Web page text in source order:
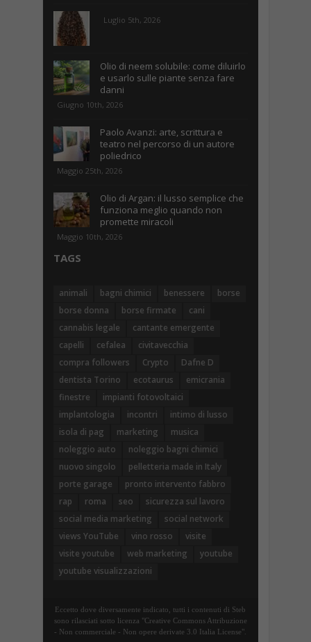
Luglio 5th, 2026
Olio di neem solubile: come diluirlo
e usarlo sulle piante senza fare
danni
Giugno 10th, 2026
Paolo Avanzi: arte, scrittura e
teatro nel percorso di un autore
poliedrico
Maggio 25th, 2026
Olio di Argan: il lusso semplice che
funziona meglio quando non
promette miracoli
Maggio 10th, 2026
TAGS
animali bagni chimici benessere
borse
borse donna
borse firmate
cani
cannabis legale
cantante emergente
capelli
cefalea
civitavecchia
compra followers
Crypto
Dafne D
dentista Torino
ecotaurus
emicrania
finestre
impianti fotovoltaici
implantologia
incontri
intimo di lusso
isola di pag
marketing
musica
noleggio auto
noleggio bagni chimici
nuovo singolo
pelletteria made in Italy
porte garage
pronto intervento fabbro
rap
roma seo
sicurezza sul lavoro
social media marketing
social network
views YouTube
vino rosso
visite
visite youtube
web marketing
youtube
youtube visualizzazioni
Eccetto dove diversamente indicato, tutti i contenuti di Steb
sono rilasciati sotto licenza "Creative Commons Attribuzione
- Non commerciale - Non opere derivate 3.0 Italia License".